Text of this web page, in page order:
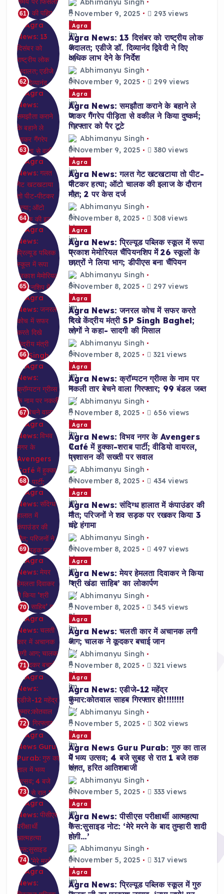
61
Abhimanyu Singh
November 9, 2025
293 views
62
Agra
Agra News: 13 दिसंबर को राष्ट्रीय लोक
अदालत; एडीजे डॉ. दिव्यानंद द्विवेदी ने दिए
अधिक लाभ देने के निर्देश
Abhimanyu Singh
November 9, 2025
299 views
63
Agra
Agra News: समझौता कराने के बहाने ले
जाकर गैंगरेप पीड़िता से वकील ने किया दुष्कर्म;
गिरफ्तार को पैर टूटे
Abhimanyu Singh
November 9, 2025
380 views
64
Agra
Agra News: गलत गेट खटखटाया तो पीट-
पीटकर हत्या; ऑटो चालक की इलाज के दौरान
मौत; 2 पर केस दर्ज
Abhimanyu Singh
November 8, 2025
308 views
65
Agra
Agra News: प्रिल्यूड पब्लिक स्कूल में रूपा
प्रकाश मेमोरियल चैंपियनशिप में 26 स्कूलों के
छात्रों ने लिया भाग; डीपीएस बना चैंपियन
Abhimanyu Singh
November 8, 2025
297 views
66
Agra
Agra News: जनरल कोच में सफर करते
दिखे केंद्रीय मंत्री SP Singh Baghel;
लोगों ने कहा- सादगी की मिसाल
Abhimanyu Singh
November 8, 2025
321 views
67
Agra
Agra News: क्रॉम्पटन ग्रीव्स के नाम पर
नकली तार बेचने वाला गिरफ्तार; 99 बंडल जब्त
Abhimanyu Singh
November 8, 2025
656 views
68
Agra
Agra News: विभव नगर के Avengers
Café में हुक्का-शराब पार्टी; वीडियो वायरल,
प्रशासन की सख्ती पर सवाल
Abhimanyu Singh
November 8, 2025
434 views
69
Agra
Agra News: संदिग्ध हालात में कंपाउंडर की
मौत; परिजनों ने शव सड़क पर रखकर किया 3
घंटे हंगामा
Abhimanyu Singh
November 8, 2025
497 views
70
Agra
Agra News: मेयर हेमलता दिवाकर ने किया
‘श्री खंडा साहिब’ का लोकार्पण
Abhimanyu Singh
November 8, 2025
345 views
71
Agra
Agra News: चलती कार में अचानक लगी
आग; चालक ने कूदकर बचाई जान
Abhimanyu Singh
November 8, 2025
321 views
72
Agra
Agra News: एडीजे-12 महेंद्र
कुमार:कोतवाल साहब गिरफ्तार हो!!!!!!!!
Abhimanyu Singh
November 5, 2025
302 views
73
Agra
Agra News Guru Purab: गुरु का ताल
में भव्य उत्सव; 4 बजे सुबह से रात 1 बजे तक
संगत, हरित आतिशबाजी
Abhimanyu Singh
November 5, 2025
333 views
74
Agra
Agra News: पीसीएस परीक्षार्थी आत्महत्या
केस:सुसाइड नोट: ‘मेरे मरने के बाद तुम्हारी शादी
होगी…’
Abhimanyu Singh
November 5, 2025
317 views
Agra
Agra News: प्रिल्यूड पब्लिक स्कूल में गुरु